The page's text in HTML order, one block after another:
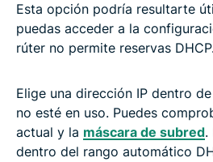
Esta opción podría resultarte
puedas acceder a la
rúter no permite reservas
Elige una dirección IP dentro
no esté en uso. Puedes
actual y la máscara de subred.
dentro del rango automático